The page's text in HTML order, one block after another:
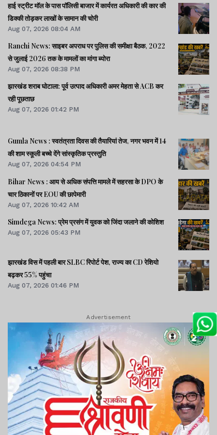
हाई स्ट्रीट मॉल के पास पॉलिसी बाजार में कार्यरत अधिकारी की कार की
डिक्की तोड़कर लाखों के सामान की चोरी
Aug 07, 2026 08:04 AM
Ranchi News: साइबर अपराध पर पुलिस की समीक्षा बैठक, 2022
से जुलाई 2026 तक के मामलों का मांगा ब्योरा
Aug 07, 2026 08:38 PM
झारखंड शराब घोटाला: पूर्व उत्पाद अधिकारी अमर मेहता से ACB कर
रही पूछताछ
Aug 07, 2026 01:42 PM
Gumla News : स्वतंत्रता दिवस की तैयारियां तेज, नगर भवन में 14
की शाम स्कूली बच्चे देंगे सांस्कृतिक प्रस्तुति
Aug 07, 2026 04:54 PM
Bihar News : आय से अधिक संपत्ति मामले में सहरसा के DPO के
चार ठिकानों पर EOU की छापेमारी
Aug 07, 2026 10:42 AM
Simdega News: प्रेम प्रसंग में युवक को जिंदा जलाने की कोशिश
Aug 07, 2026 05:43 PM
झारखंड विस में पहली बार SLBC रिपोर्ट पेश, राज्य का CD रेशियो
बढ़कर 55% पहुंचा
Aug 07, 2026 01:46 PM
Advertisement